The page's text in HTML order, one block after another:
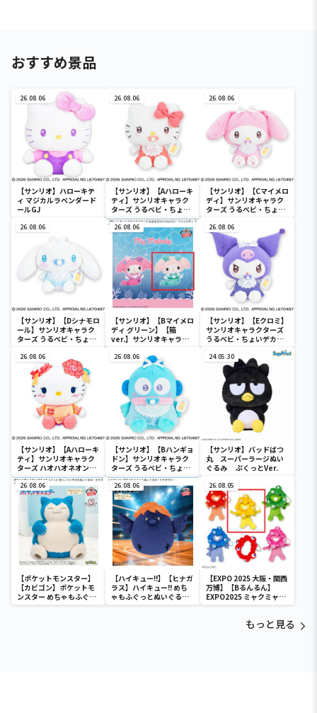
おすすめ景品
26.08.06
【サンリオ】ハローキテ
ィ マジカルラベンダード
ールGJ
26.08.06
【サンリオ】【Aハローキ
ティ】サンリオキャラク
ターズ うるベビ・ちょい
デカドール
26.08.06
【サンリオ】【Cマイメロ
ディ】サンリオキャラク
ターズ うるベビ・ちょい
26.08.06
【サンリオ】【Dシナモロ
ール】サンリオキャラク
ターズ うるベビ・ちょい
26.08.06
【サンリオ】【Bマイメロ
ディ グリーン】【箱
ver.】サンリオキャラク
SOFVIMATES～マイメロ
ディ マーメイドver. ～
26.08.06
【サンリオ】【Eクロミ】
サンリオキャラクターズ
うるベビ・ちょいデカド
26.08.06
【サンリオ】【Aハローキ
ティ】サンリオキャラク
ターズ ハオハオネオンタ
ウンドールBIGタイプ1
26.08.06
【サンリオ】【Bハンギョ
ドン】サンリオキャラク
ターズ うるベビ・ちょい
デカドール
24.05.30
【サンリオ】バッドばつ
丸 スーパーラージぬい
ぐるみ ぷくっとVer.
26.08.06
【ポケットモンスター】
【カビゴン】ポケットモ
ンスター めちゃもふぐっ
と ほっこりいやされぬい
26.08.06
【ハイキュー!!】【ヒナガ
ラス】ハイキュー!! めち
ゃもふぐっとぬいぐるみ
～ヒナガラス～
26.08.05
【EXPO 2025 大阪・関西
万博】【Bるんるん】
EXPO2025 ミャクミャク
カラフルゴム紐付きぬい
もっと見る